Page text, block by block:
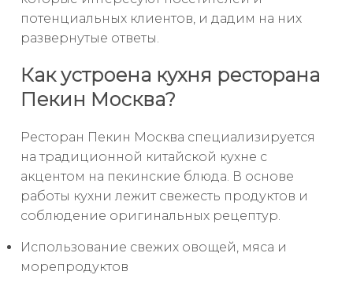
потенциальных клиентов, и дадим на них
развернутые ответы.
Как устроена кухня ресторана
Пекин Москва?
Ресторан Пекин Москва специализируется
на традиционной китайской кухне с
акцентом на пекинские блюда. В основе
работы кухни лежит свежесть продуктов и
соблюдение оригинальных рецептур.
Использование свежих овощей, мяса и
морепродуктов